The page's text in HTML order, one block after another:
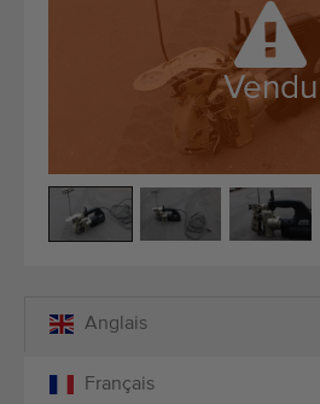
Équipement de qualité
Personnel qualifié
Livraison dans le monde entier
Depuis 1977
Vendu
Français
Anglais